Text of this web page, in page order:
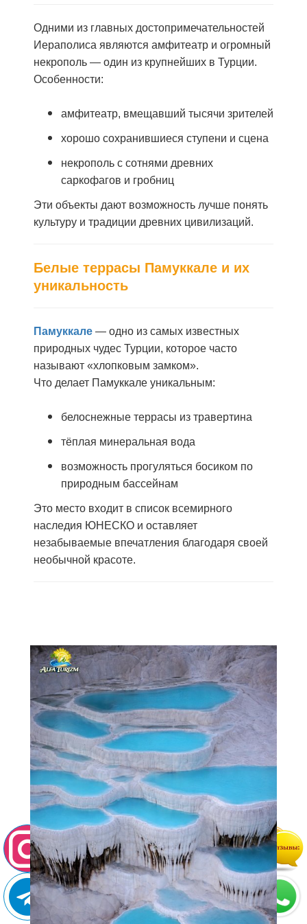
Одними из главных достопримечательностей
Иераполиса являются амфитеатр и огромный
некрополь — один из крупнейших в Турции.
Особенности:
амфитеатр, вмещавший тысячи зрителей
хорошо сохранившиеся ступени и сцена
некрополь с сотнями древних
саркофагов и гробниц
Эти объекты дают возможность лучше понять
культуру и традиции древних цивилизаций.
Белые террасы Памуккале и их
уникальность
Памуккале — одно из самых известных
природных чудес Турции, которое часто
называют «хлопковым замком».
Что делает Памуккале уникальным:
белоснежные террасы из травертина
тёплая минеральная вода
возможность прогуляться босиком по
природным бассейнам
Это место входит в список всемирного
наследия ЮНЕСКО и оставляет
незабываемые впечатления благодаря своей
необычной красоте.